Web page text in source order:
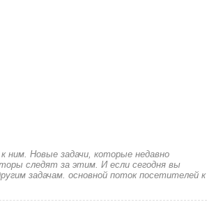
ним. Новые задачи, которые недавно
следят за этим. И если сегодня вы
задачам. основной поток посетителей к